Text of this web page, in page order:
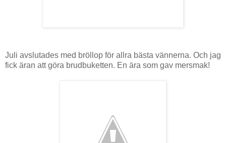
Juli avslutades med bröllop för allra bästa vännerna. Och jag
fick äran att göra brudbuketten. En ära som gav mersmak!